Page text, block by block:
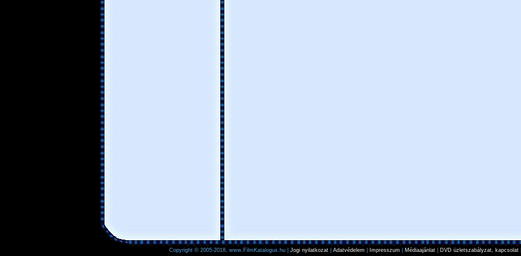
Copyright © 2005-2018, www.FilmKatalogus.hu | Jogi nyilatkozat| Adatvédelem Impresszum Médiaajánlat| DVD üzletszabályzat, kapcsolat|